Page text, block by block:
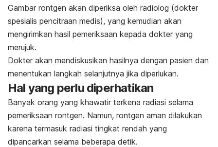
Gambar rontgen akan diperiksa oleh radiolog (dokter
spesialis pencitraan medis), yang kemudian akan
mengirimkan hasil pemeriksaan kepada dokter yang
merujuk.
Dokter akan mendiskusikan hasilnya dengan pasien dan
menentukan langkah selanjutnya jika diperlukan.
Hal yang perlu diperhatikan
Banyak orang yang khawatir terkena radiasi selama
pemeriksaan rontgen. Namun, rontgen aman dilakukan
karena termasuk radiasi tingkat rendah yang
dipancarkan selama beberapa detik.